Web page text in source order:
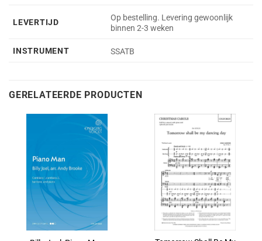
LEVERTIJD
Op bestelling. Levering gewoonlijk
binnen 2-3 weken
INSTRUMENT SSATB
GERELATEERDE PRODUCTEN